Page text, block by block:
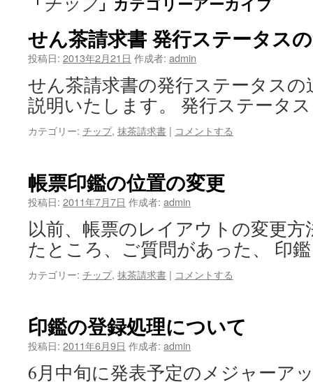
せん茶請求書 発行ステータス
投稿日: 2013年2月21日 作成者: admin
せん茶請求書の発行ステータスの
説明いたします。 発行ステータ
カテゴリー: チップ, 抹茶請求書 | コメントする
帳票印鑑の位置の変更
投稿日: 2011年7月7日 作成者: admin
以前、帳票のレイアウトの変更
たところ、ご質問があった、 印
カテゴリー: チップ, 抹茶請求書 | コメントする
印鑑の登録処理について
投稿日: 2011年6月9日 作成者: admin
6月中旬に発表予定のメジャーア